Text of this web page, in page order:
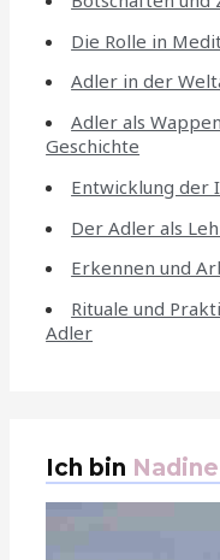
Die Rolle in
Adler in der
Adler als
Geschichte
Entwicklung der
Der Adler als
Erkennen und
Rituale und
Adler
Ich bin Nadine